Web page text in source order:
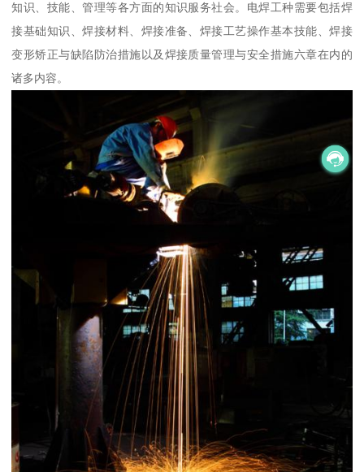
知识、技能、管理等各方面的知识服务社会。电焊工种需要包括焊
接基础知识、焊接材料、焊接准备、焊接工艺操作基本技能、焊接
变形矫正与缺陷防治措施以及焊接质量管理与安全措施六章在内的
诸多内容。